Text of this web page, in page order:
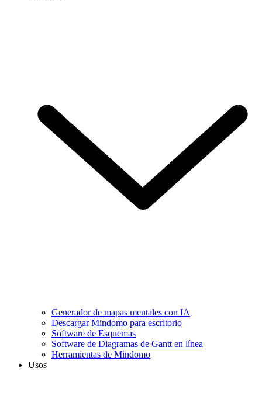
Generador de mapas mentales con IA
Descargar Mindomo para escritorio
Software de Esquemas
Software de Diagramas de Gantt en línea
Herramientas de Mindomo
Usos